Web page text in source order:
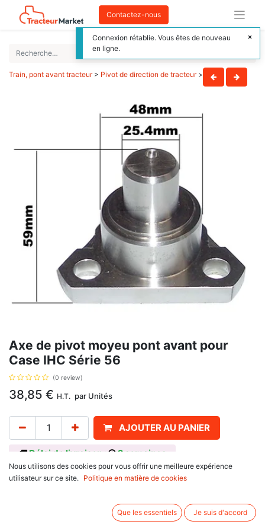
Contactez-nous
Train, pont avant tracteur> Pivot de direction de tracteur>
Axe de pivot moyeu pont avant pour
Case IHC Série 56
(0 review)
38,85 € H.T. par Unités
AJOUTER AU PANIER
Délai de livraison : 2 semaines
4 roues motrices. Référence 81670C1, 87759380, 87772879,
10 Series : 6710, 7610, 7710, 7910, 8210
Nous utilisons des cookies pour vous offrir une meilleure expérience
utilisateur sur ce site.
Politique en matière de cookies
Que les essentiels Je suis d'accord
Connexion rétablie. Vous êtes de nouveau
en ligne.